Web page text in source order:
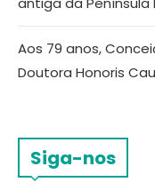
Aos 79 anos,
Doutora Honoris
Siga-nos